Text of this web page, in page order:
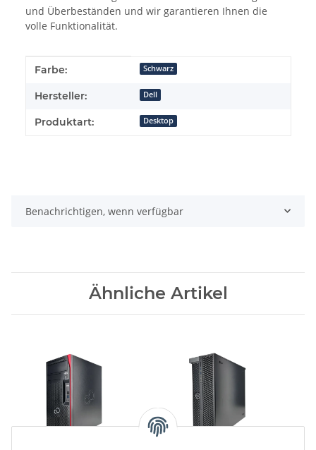
und Überbeständen und wir garantieren Ihnen die
volle Funktionalität.
Produkteigenschaft
Wert
Farbe: Schwarz
Hersteller: Dell
Produktart: Desktop
Benachrichtigen, wenn verfügbar
Ähnliche Artikel